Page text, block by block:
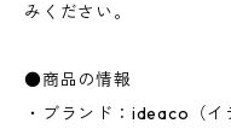
みください。
●商品の情報
・ブランド：ideaco（